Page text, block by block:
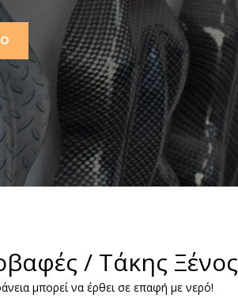
/ Τάκης Ξένος
μπορεί να έρθει σε επαφή με νερό!